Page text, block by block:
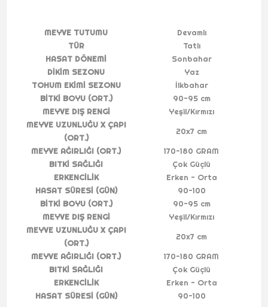
MEYVE TUTUMU
Devamlı
TÜR
Tatlı
HASAT DÖNEMİ
Sonbahar
DİKİM SEZONU
Yaz
TOHUM EKİMİ SEZONU
İlkbahar
BİTKİ BOYU (ORT.)
90-95 cm
MEYVE DIŞ RENGİ
Yeşil/Kırmızı
MEYVE UZUNLUĞU X ÇAPI
(ORT.)
20x7 cm
MEYVE AĞIRLIĞI (ORT.)
170-180 GRAM
BITKİ SAĞLIĞI
Çok Güçlü
ERKENCİLİK
Erken - Orta
HASAT SÜRESİ (GÜN)
90-100
BİTKİ BOYU (ORT.)
90-95 cm
MEYVE DIŞ RENGİ
Yeşil/Kırmızı
MEYVE UZUNLUĞU X ÇAPI
(ORT.)
20x7 cm
MEYVE AĞIRLIĞI (ORT.)
170-180 GRAM
BITKİ SAĞLIĞI
Çok Güçlü
ERKENCİLİK
Erken - Orta
HASAT SÜRESİ (GÜN)
90-100